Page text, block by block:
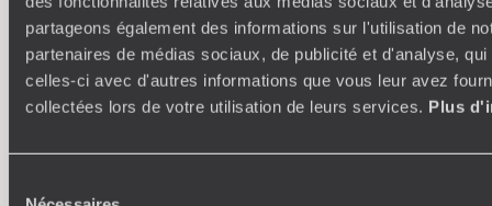
partageons également des informations sur l'utilisation de
partenaires de médias sociaux, de publicité et d'analyse,
celles-ci avec d'autres informations que vous leur avez
collectées lors de votre utilisation de leurs services. Plus
chemins s'en échappent de temps à autre, permettant de
rejoindre de jolies criques protégées. La réserve compte
aussi plusieurs petits musées établis dans des refuges de
berger, plongeant dans l'histoire de Zingaro. À Scopello, on
n'hésite pas à poser sa serviette sur la belle plage de la
Poursuite de la route et installation pour quatre nuits dans la
cerné de vignobles et d'oliveraies. Dans les chambres, on